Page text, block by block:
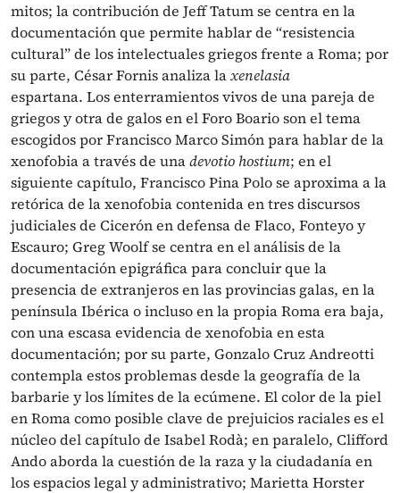
mitos; la contribución de Jeff Tatum se centra en la
documentación que permite hablar de “resistencia
cultural” de los intelectuales griegos frente a Roma; por
su parte, César Fornis analiza laxenelasia
espartana. Los enterramientos vivos de una pareja de
griegos y otra de galos en el Foro Boario son el tema
escogidos por Francisco Marco Simón para hablar de la
xenofobia a través de unadevotio hostium; en el
siguiente capítulo, Francisco Pina Polo se aproxima a la
retórica de la xenofobia contenida en tres discursos
judiciales de Cicerón en defensa de Flaco, Fonteyo y
Escauro; Greg Woolf se centra en el análisis de la
documentación epigráfica para concluir que la
presencia de extranjeros en las provincias galas, en la
península Ibérica o incluso en la propia Roma era baja,
con una escasa evidencia de xenofobia en esta
documentación; por su parte, Gonzalo Cruz Andreotti
contempla estos problemas desde la geografía de la
barbarie y los límites de la ecúmene. El color de la piel
en Roma como posible clave de prejuicios raciales es el
núcleo del capítulo de Isabel Rodà; en paralelo, Clifford
Ando aborda la cuestión de la raza y la ciudadanía en
los espacios legal y administrativo; Marietta Horster